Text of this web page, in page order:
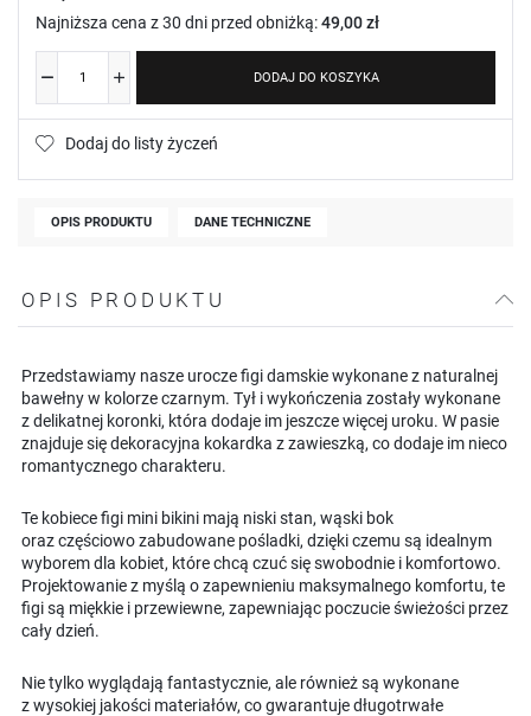
Najniższa cena z 30 dni przed obniżką:49,00 zł
DODAJ DO KOSZYKA
Dodaj do listy życzeń
OPIS PRODUKTU DANE TECHNICZNE
OPIS PRODUKTU
Przedstawiamy nasze urocze figi damskie wykonane z naturalnej
bawełny w kolorze czarnym. Tył i wykończenia zostały wykonane
z delikatnej koronki, która dodaje im jeszcze więcej uroku. W pasie
znajduje się dekoracyjna kokardka z zawieszką, co dodaje im nieco
romantycznego charakteru.
Te kobiece figi mini bikini mają niski stan, wąski bok
oraz częściowo zabudowane pośladki, dzięki czemu są idealnym
wyborem dla kobiet, które chcą czuć się swobodnie i komfortowo.
Projektowanie z myślą o zapewnieniu maksymalnego komfortu, te
figi są miękkie i przewiewne, zapewniając poczucie świeżości przez
cały dzień.
Nie tylko wyglądają fantastycznie, ale również są wykonane
z wysokiej jakości materiałów, co gwarantuje długotrwałe